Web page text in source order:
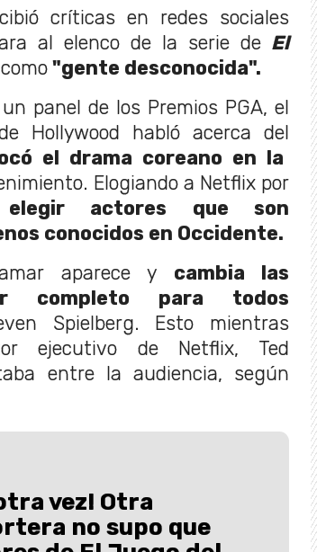
críticas en redes sociales
al elenco de la serie de El
como "gente desconocida".
panel de los Premios PGA, el
Hollywood habló acerca del
el drama coreano en la
Elogiando a Netflix por
actores que son
conocidos en Occidente.
aparece y cambia las
completo para todos
Spielberg. Esto mientras
ejecutivo de Netflix, Ted
entre la audiencia, según
vez! Otra
no supo que